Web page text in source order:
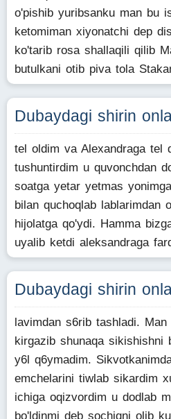
o'pishib yuribsanku man bu
ketomiman xiyonatchi dep
ko'tarib rosa shallaqili qilib
butulkani otib piva tola
Dubaydagi shirin
tel oldim va Alexandraga tel
tushuntirdim u quvonchdan
soatga yetar yetmas
bilan quchoqlab lablarimdan
hijolatga qo'ydi. Hamma
uyalib ketdi aleksandraga
Dubaydagi shirin
lavimdan s6rib tashladi.
kirgazib shunaqa sikishishni
y6l q6ymadim.
emchelarini tiwlab sikardim
ichiga oqizvordim u dodlab
bo'ldinmi deb sochiqni olib